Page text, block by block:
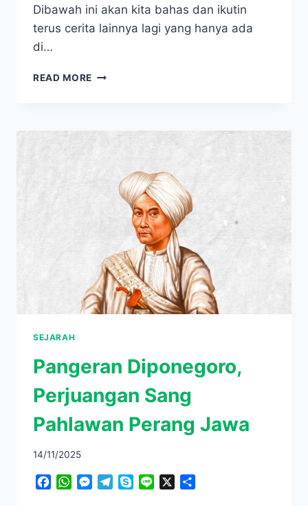
Dibawah ini akan kita bahas dan ikutin
terus cerita lainnya lagi yang hanya ada
di…
READ MORE
UDANG
PENJAGA
SULAWESI
SEJARAH
Pangeran Diponegoro,
Perjuangan Sang
Pahlawan Perang Jawa
14/11/2025
Facebook
WhatsApp
Messenger
TelegramSkypeLine